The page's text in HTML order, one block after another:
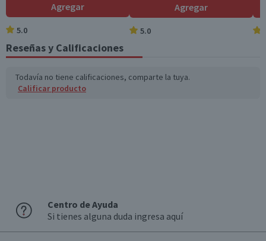
Agregar
5.0
Agregar
5.0
Reseñas y Calificaciones
Todavía no tiene calificaciones, comparte la tuya.
Calificar producto
Centro de Ayuda
Si tienes alguna duda ingresa aquí